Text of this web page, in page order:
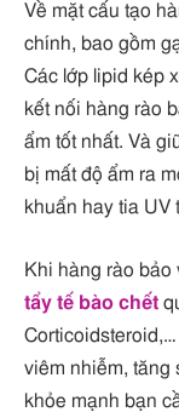
Về mặt cấu tạo
chính, bao gồm
Các lớp lipid kép
kết nối hàng rào
ẩm tốt nhất. Và
bị mất độ ẩm ra
khuẩn hay tia UV
Khi hàng rào
tẩy tế bào chết
viêm nhiễm, tăng
khỏe mạnh bạn